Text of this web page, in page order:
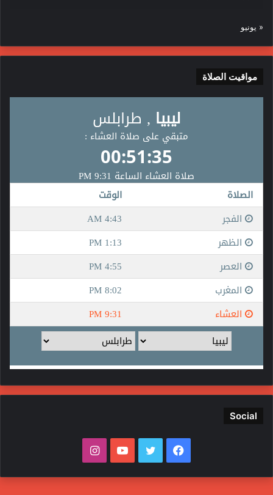
« يونيو
مواقيت الصلاة
Social
فيسبوك تويتر يوتيوبانستقرام